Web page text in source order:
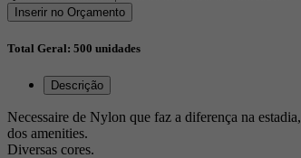
Inserir no Orçamento
Total Geral: 500 unidades
Descrição
Necessaire de Nylon que faz a diferença na estadia,
dos amenities.
Diversas cores.